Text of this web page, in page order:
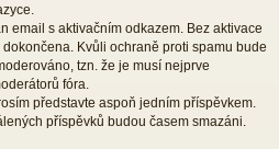
email s aktivačním odkazem. Bez aktivace
Kvůli ochraně proti spamu bude
tzn. že je musí nejprve
fóra.
představte aspoň jedním příspěvkem.
příspěvků budou časem smazáni.